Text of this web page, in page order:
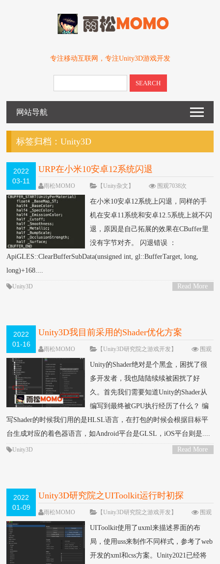
专注移动互联网，专注Unity3D游戏开发
SEARCH
网站导航
标签归档：Unity3D
2022
03-11
URP在小米10安卓12系统闪退
雨松MOMO 【Unity杂文】
围观7038次
11 条评论
在小米10安卓12系统上闪退，同样的手
机在安卓11系统和安卓12.5系统上就不闪
退，原因是自己拓展的效果在CBuffer里
没有字节对齐。 闪退错误 ：
ApiGLES::ClearBufferSubData(unsigned int, gl::BufferTarget, long,
long)+168....
Read More
Unity3D
2022
01-16
Unity3D我目前采用的Shader优化方案
雨松MOMO 【Unity3D研究院之游戏开发】
围观
16504次
留下评论
Unity的Shader绝对是个黑盒，困扰了很
多开发者，我也陆陆续续被困扰了好
久。首先我们需要知道Unity的Shader从
编写到最终被GPU执行经历了什么？ 编
写Shader的时候我们用的是HLSL语言，在打包的时候会根据目标平
台生成对应的着色器语言，如Android平台是GLSL，iOS平台则是....
Read More
Unity3D
2022
01-09
Unity3D研究院之UIToolkit运行时初探
雨松MOMO 【Unity3D研究院之游戏开发】
围观
11959次
6 条评论
UIToolkit使用了uxml来描述界面的布
局，使用uss来制作不同样式，参考了web
开发的xml和css方案。Unity2021已经将